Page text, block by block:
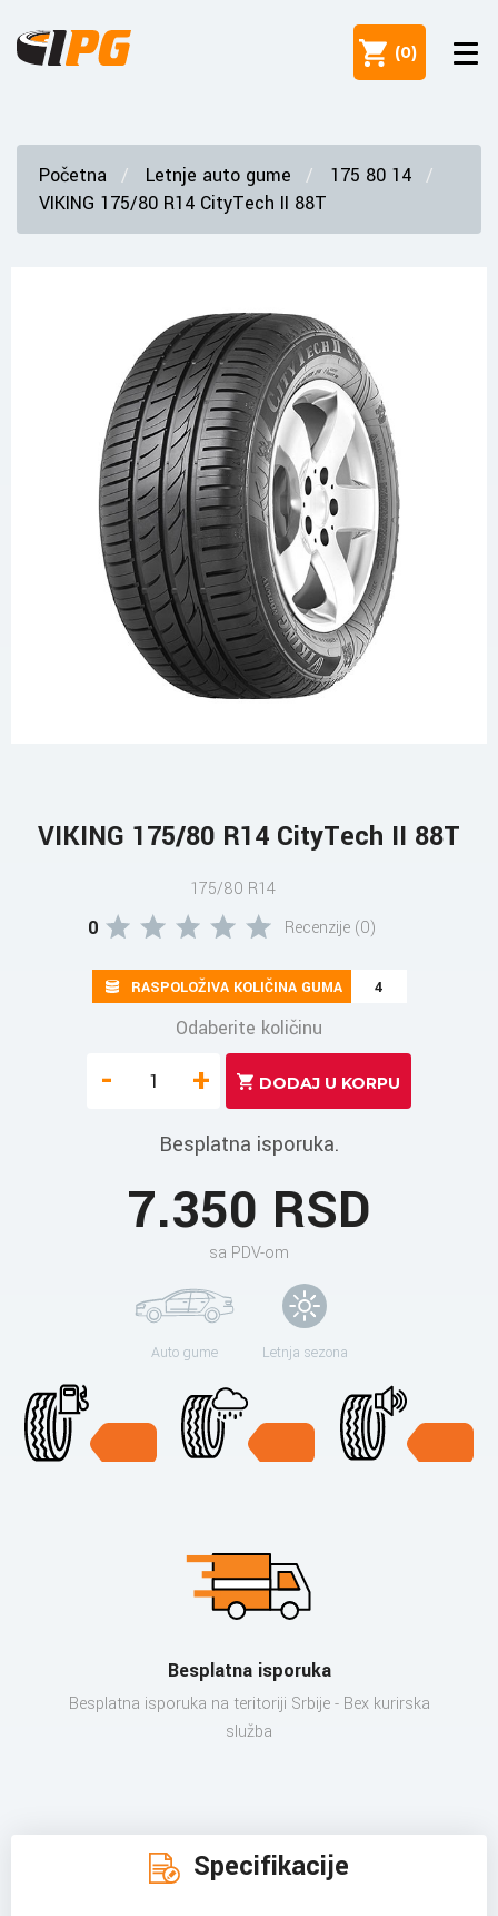
(0)
Početna Letnje auto gume
175 80 14
VIKING 175/80 R14 CityTech II 88T
VIKING 175/80 R14 CityTech II 88T
175/80 R14
0 Recenzije (0)
RASPOLOŽIVA KOLIČINA GUMA 4
Odaberite količinu
- +
Besplatna isporuka.
7.350 RSD
sa PDV-om
Auto gume Letnja sezona
Besplatna isporuka
Besplatna isporuka na teritoriji Srbije - Bex kurirska
služba
Specifikacije